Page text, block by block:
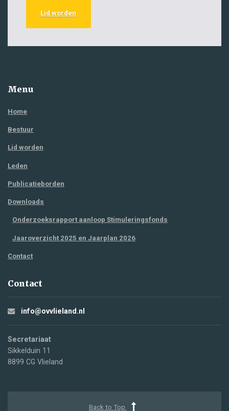
Lid worden
Menu
Home
Bestuur
Lid worden
Leden
Publicatieborden
Downloads
Onderzoeksrapport aanloop Stimuleringsfonds
Jaaroverzicht 2025 en Jaarplan 2026
Contact
Contact
info@ovvlieland.nl
Secretariaat
Sikkelduin 11
8899 CG Vlieland
Back to Top